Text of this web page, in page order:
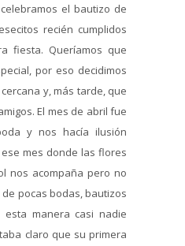
el bautizo de
recién cumplidos
fiesta. Queríamos que
por eso decidimos
y, más tarde, que
El mes de abril fue
y nos hacía ilusión
mes donde las flores
nos acompaña pero no
pocas bodas, bautizos
manera casi nadie
claro que su primera